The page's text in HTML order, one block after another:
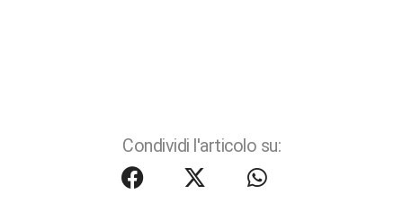
Condividi l'articolo su: